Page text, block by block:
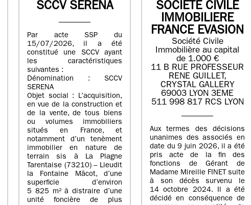
SCCV SERENA
Par acte SSP du
15/07/2026, il a été
constitué une SCCV ayant
les caractéristiques
suivantes :
Dénomination : SCCV
SERENA
Objet social : L’acquisition,
en vue de la construction et
de la vente, de tous biens
ou volumes immobiliers
situés en France, et
notamment d’un tenèment
immobilier en nature de
terrain sis à La Plagne
Tarentaise (73210) – Lieudit
la Fontaine Mâcot, d’une
superficie d’environ
5 825 m² à distraire d’une
unité foncière de plus
SOCIETE CIVILE
IMMOBILIERE
FRANCE EVASION
Société Civile
Immobilière au capital
de 1.000 €
11 B RUE PROFESSEUR
RENE GUILLET,
CRYSTAL GALLERY
69003 LYON 3EME
511 998 817 RCS LYON
Aux termes des décisions
unanimes des associés en
date du 9 juin 2026, il a été
pris acte de la fin des
fonctions de Gérant de
Madame Mireille FINET suite
à son décès survenu le
14 octobre 2024. Il a été
décidé en conséquence de